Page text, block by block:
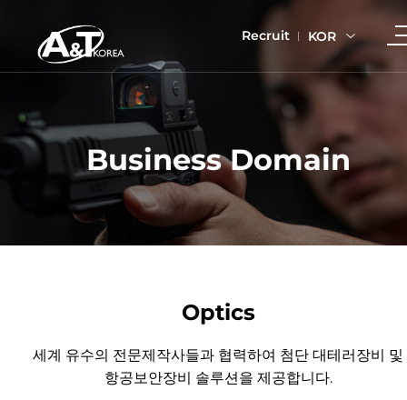
Recruit KOR
Business Domain
Optics
세계 유수의 전문제작사들과 협력하여 첨단 대테러장비 및
항공보안장비 솔루션을 제공합니다.